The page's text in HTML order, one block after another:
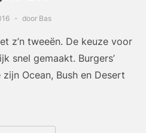
door Bas
z’n tweeën. De keuze voor
snel gemaakt. Burgers’
Ocean, Bush en Desert